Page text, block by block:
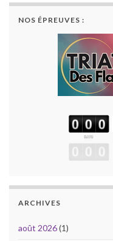
NOS ÉPREUVES :
ARCHIVES
août 2026(1)